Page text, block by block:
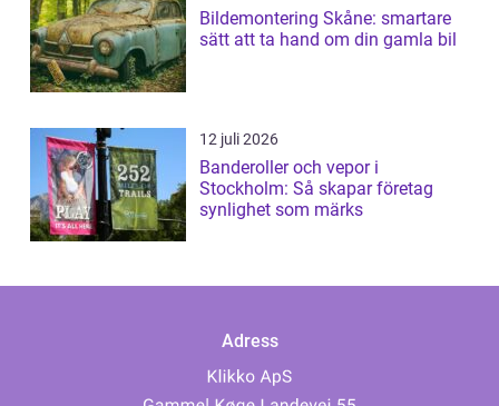
Bildemontering Skåne: smartare
sätt att ta hand om din gamla bil
12 juli 2026
Banderoller och vepor i
Stockholm: Så skapar företag
synlighet som märks
Adress